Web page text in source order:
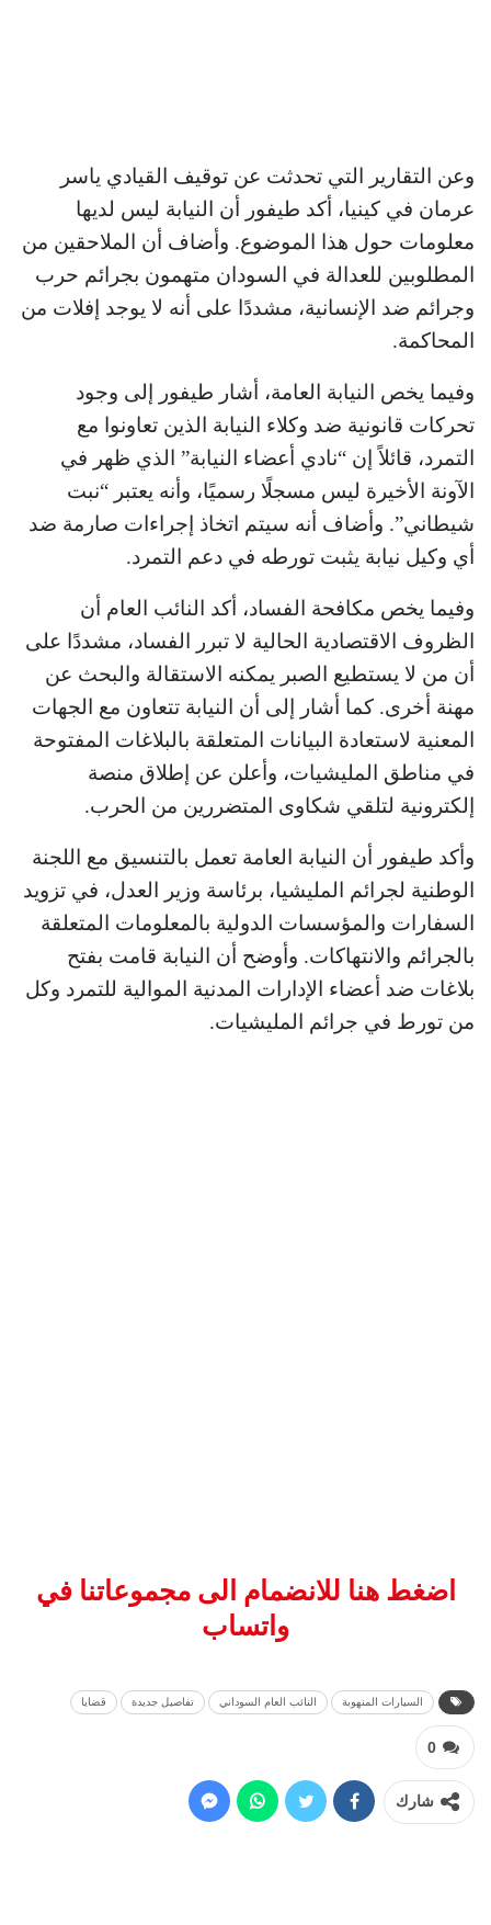
وعن التقارير التي تحدثت عن توقيف القيادي ياسر
عرمان في كينيا، أكد طيفور أن النيابة ليس لديها
معلومات حول هذا الموضوع. وأضاف أن الملاحقين من
المطلوبين للعدالة في السودان متهمون بجرائم حرب
وجرائم ضد الإنسانية، مشددًا على أنه لا يوجد إفلات من
المحاكمة.
وفيما يخص النيابة العامة، أشار طيفور إلى وجود
تحركات قانونية ضد وكلاء النيابة الذين تعاونوا مع
التمرد، قائلاً إن “نادي أعضاء النيابة” الذي ظهر في
الآونة الأخيرة ليس مسجلًا رسميًا، وأنه يعتبر “نبت
شيطاني”. وأضاف أنه سيتم اتخاذ إجراءات صارمة ضد
أي وكيل نيابة يثبت تورطه في دعم التمرد.
وفيما يخص مكافحة الفساد، أكد النائب العام أن
الظروف الاقتصادية الحالية لا تبرر الفساد، مشددًا على
أن من لا يستطيع الصبر يمكنه الاستقالة والبحث عن
مهنة أخرى. كما أشار إلى أن النيابة تتعاون مع الجهات
المعنية لاستعادة البيانات المتعلقة بالبلاغات المفتوحة
في مناطق المليشيات، وأعلن عن إطلاق منصة
إلكترونية لتلقي شكاوى المتضررين من الحرب.
وأكد طيفور أن النيابة العامة تعمل بالتنسيق مع اللجنة
الوطنية لجرائم المليشيا، برئاسة وزير العدل، في تزويد
السفارات والمؤسسات الدولية بالمعلومات المتعلقة
بالجرائم والانتهاكات. وأوضح أن النيابة قامت بفتح
بلاغات ضد أعضاء الإدارات المدنية الموالية للتمرد وكل
من تورط في جرائم المليشيات.
اضغط هنا للانضمام الى مجموعاتنا في
واتساب
السيارات المنهوبة النائب العام السوداني تفاصيل جديدة قضايا
0
شارك